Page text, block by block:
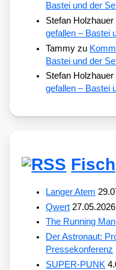
Bastei und der
Stefan Holzhauer
gefallen – Bastei
Tammy zu
Bastei und der
Stefan Holzhauer
gefallen – Bastei
Langer Atem
Qwert 27.05.2026
The Running Man
Der Astronaut:
Pressekonferenz
SUPER-PUNK